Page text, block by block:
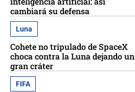
cambiará su defensa
Luna
Cohete no tripulado de SpaceX
choca contra la Luna dejando un
gran cráter
FIFA